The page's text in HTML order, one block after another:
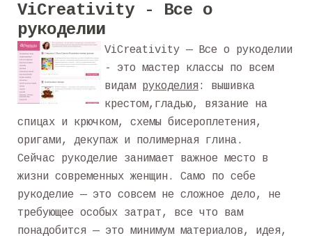
ViCreativity - Все о
рукоделии
ViCreativity — Все о рукоделии
- это мастер классы по всем
видам рукоделия : вышивка
крестом,гладью, вязание на
спицах и крючком, схемы бисероплетения,
оригами, декупаж и полимерная глина.
Сейчас рукоделие занимает важное место в
жизни современных женщин. Само по себе
рукоделие — это совсем не сложное дело, не
требующее особых затрат, все что вам
понадобится — это минимум материалов, идея,